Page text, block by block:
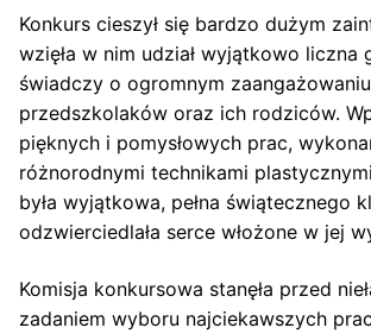
Konkurs cieszył się bardzo dużym
wzięła w nim udział wyjątkowo liczna
świadczy o ogromnym zaangażowaniu
przedszkolaków oraz ich rodziców.
pięknych i pomysłowych prac,
różnorodnymi technikami
była wyjątkowa, pełna świątecznego
odzwierciedlała serce włożone w jej
Komisja konkursowa stanęła przed
zadaniem wyboru najciekawszych